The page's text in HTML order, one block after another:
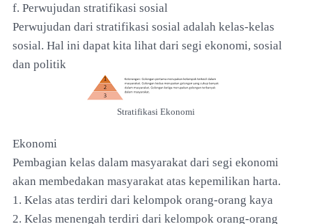
f. Perwujudan stratifikasi sosial
Perwujudan dari stratifikasi sosial adalah kelas-kelas
sosial. Hal ini dapat kita lihat dari segi ekonomi, sosial
dan politik
Stratifikasi Ekonomi
Ekonomi
Pembagian kelas dalam masyarakat dari segi ekonomi
akan membedakan masyarakat atas kepemilikan harta.
1. Kelas atas terdiri dari kelompok orang-orang kaya
2. Kelas menengah terdiri dari kelompok orang-orang